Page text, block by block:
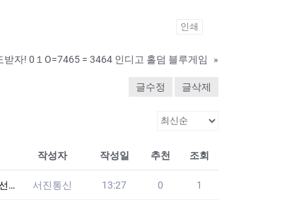
인쇄
받자! 0１O=7465 = 3464 인디고 홀덤 블루게임 »
글수정 글삭제
작성자 작성일 추천 조회
서진통신 13:27 0 1